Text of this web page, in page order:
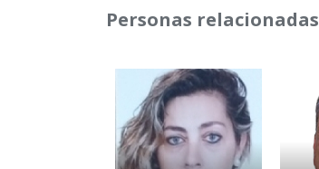
Personas relacionadas